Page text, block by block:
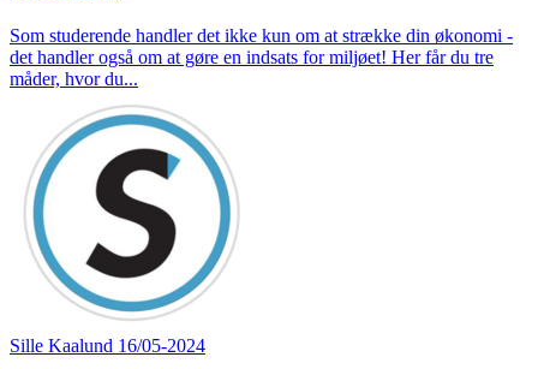
Som studerende handler det ikke kun om at strække din økonomi -
det handler også om at gøre en indsats for miljøet! Her får du tre
måder, hvor du...
Sille Kaalund 16/05-2024